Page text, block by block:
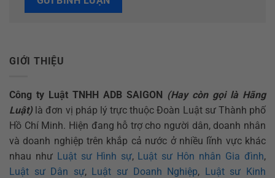
GIỚI THIỆU
Công ty Luật TNHH ADB SAIGON (Hay còn gọi là Hãng
Luật) là đơn vị pháp lý trực thuộc Đoàn Luật sư Thành phố
Hồ Chí Minh. Hiện đang hỗ trợ cho người dân, doanh nhân
và doanh nghiệp trên khắp cả nước ở nhiều lĩnh vực khác
nhau như Luật sư Hình sự, Luật sư Hôn nhân Gia đình,
Luật sư Dân sự, Luật sư Doanh Nghiệp, Luật sư Kinh